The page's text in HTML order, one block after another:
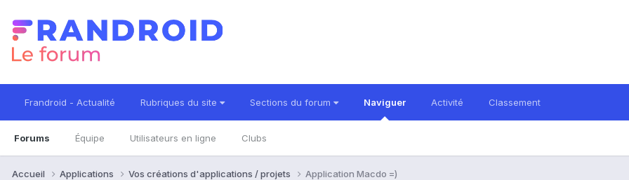
Frandroid - Actualité Rubriques du site Sections du forum Naviguer
Forums Équipe Utilisateurs en ligne Clubs
Activité Classement
Accueil Applications Vos créations d'applications / projets Application Macdo =)